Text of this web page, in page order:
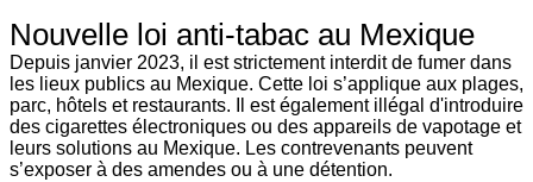
Nouvelle loi anti-tabac au Mexique
Depuis janvier 2023, il est strictement interdit de fumer dans
les lieux publics au Mexique. Cette loi s’applique aux plages,
parc, hôtels et restaurants. Il est également illégal d'introduire
des cigarettes électroniques ou des appareils de vapotage et
leurs solutions au Mexique. Les contrevenants peuvent
s’exposer à des amendes ou à une détention.